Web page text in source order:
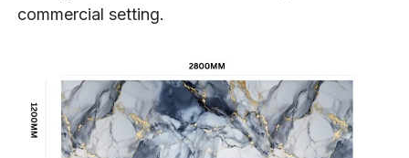
commercial setting.